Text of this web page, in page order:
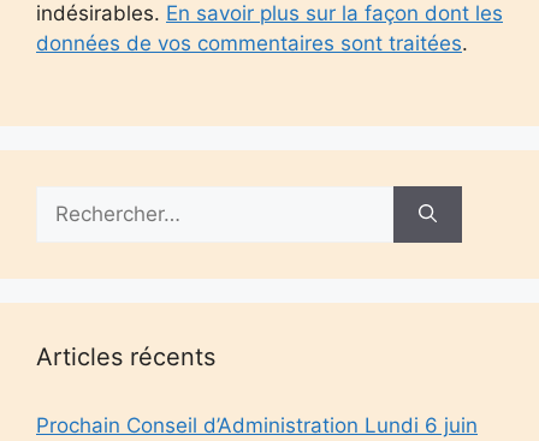
indésirables. En savoir plus sur la façon dont les
données de vos commentaires sont traitées.
Articles récents
Prochain Conseil d’Administration Lundi 6 juin